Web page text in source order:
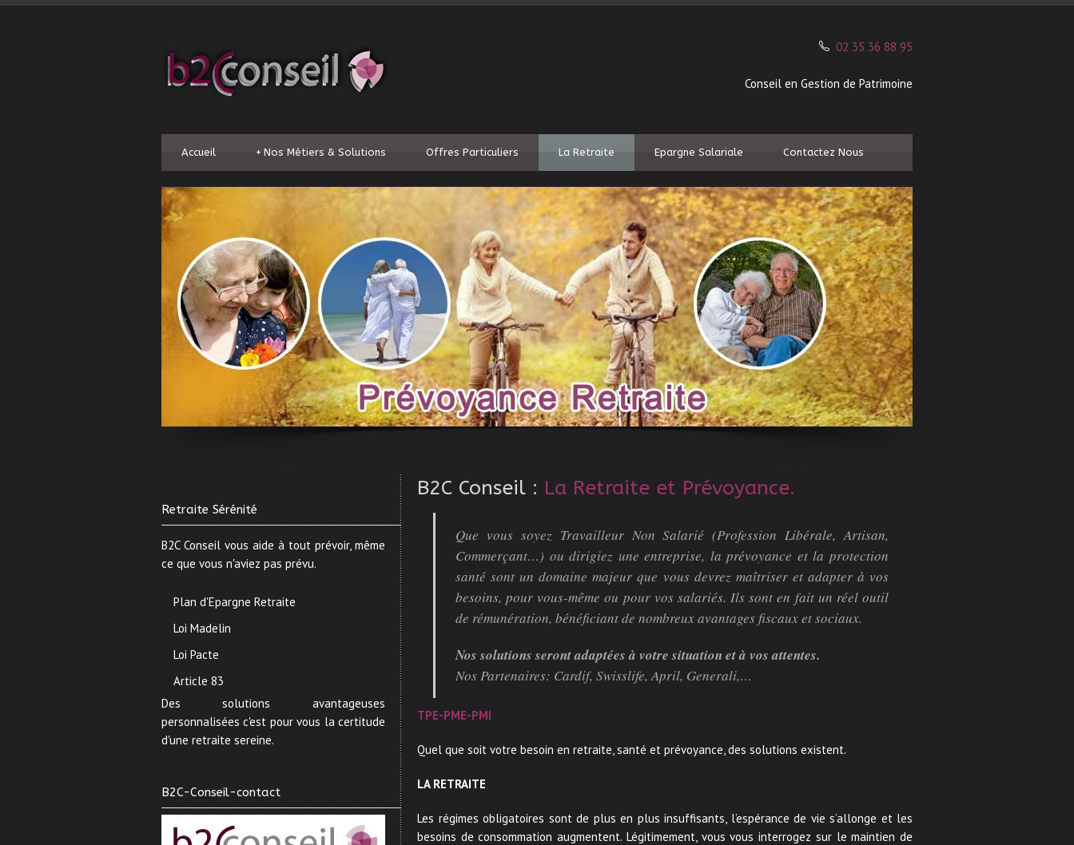
02 35 36 88 95
Conseil en Gestion de Patrimoine
Accueil Nos Métiers & Solutions
+ Offres Particuliers La Retraite Epargne Salariale Contactez Nous
B2C Conseil : La Retraite et Prévoyance.
Que vous soyez Travailleur Non Salarié (Profession Libérale, Artisan,
Commerçant…) ou dirigiez une entreprise, la prévoyance et la protection
santé sont un domaine majeur que vous devrez maîtriser et adapter à vos
besoins, pour vous-même ou pour vos salariés. Ils sont en fait un réel outil
de rémunération, bénéficiant de nombreux avantages fiscaux et sociaux.
Nos solutions seront adaptées à votre situation et à vos attentes.
Nos Partenaires: Cardif, Swisslife, April, Generali,…
TPE-PME-PMI
Quel que soit votre besoin en retraite, santé et prévoyance, des solutions existent.
LA RETRAITE
Les régimes obligatoires sont de plus en plus insuffisants, l’espérance de vie s’allonge et les
besoins de consommation augmentent. Légitimement, vous vous interrogez sur le maintien de
Retraite Sérénité
B2C Conseil vous aide à tout prévoir, même
ce que vous n'aviez pas prévu.
Plan d'Epargne Retraite
Loi Madelin
Loi Pacte
Article 83
Des solutions avantageuses
personnalisées c'est pour vous la certitude
d'une retraite sereine.
B2C-Conseil-contact